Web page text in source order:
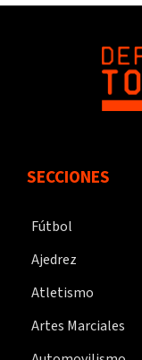
SECCIONES
Fútbol
Ajedrez
Atletismo
Artes Marciales